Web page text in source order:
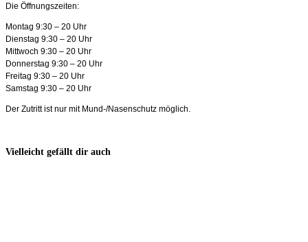
Die Öffnungszeiten:
Montag 9:30 – 20 Uhr
Dienstag 9:30 – 20 Uhr
Mittwoch 9:30 – 20 Uhr
Donnerstag 9:30 – 20 Uhr
Freitag 9:30 – 20 Uhr
Samstag 9:30 – 20 Uhr
Der Zutritt ist nur mit Mund-/Nasenschutz möglich.
Vielleicht gefällt dir auch